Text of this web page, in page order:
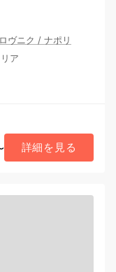
ヴニク / ナポリ
ア
詳細を見る